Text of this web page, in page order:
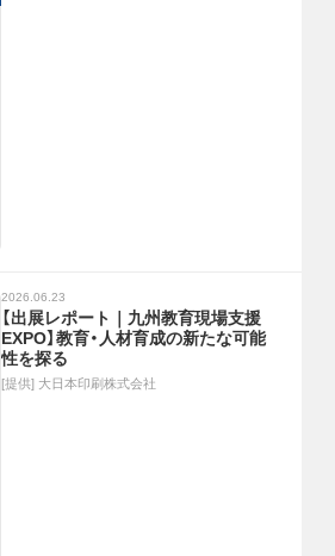
2026.06.23
【出展レポート｜九州教育現場支援
EXPO】教育・人材育成の新たな可能
性を探る
[提供] 大日本印刷株式会社